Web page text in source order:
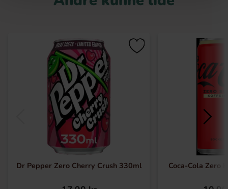
Dr Pepper Zero Cherry Crush 330ml Coca-Cola Zero